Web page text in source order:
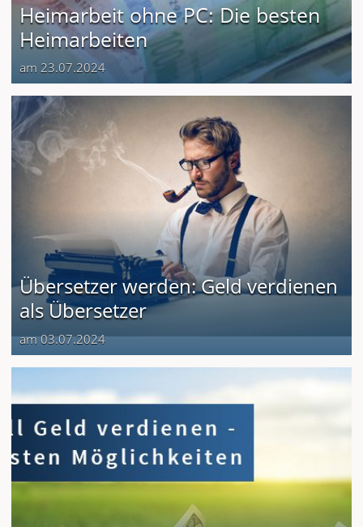
Heimarbeit ohne PC: Die besten
Heimarbeiten
am 23.07.2024
Übersetzer werden: Geld verdienen
als Übersetzer
am 03.07.2024